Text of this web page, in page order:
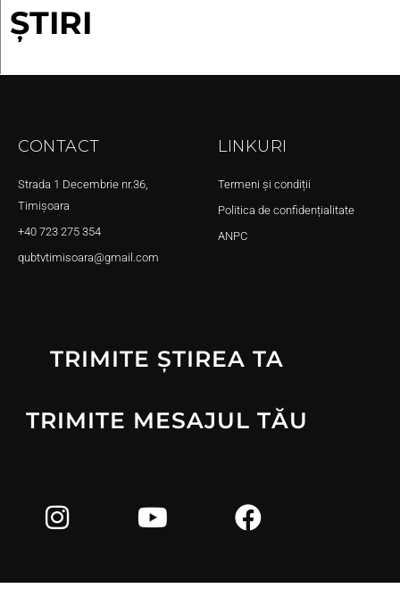
ȘTIRI
CONTACT
Strada 1 Decembrie nr.36,
Timișoara
+40 723 275 354
qubtvtimisoara@gmail.com
LINKURI
Termeni și condiții
Politica de confidențialitate
ANPC
TRIMITE ȘTIREA TA
TRIMITE MESAJUL TĂU